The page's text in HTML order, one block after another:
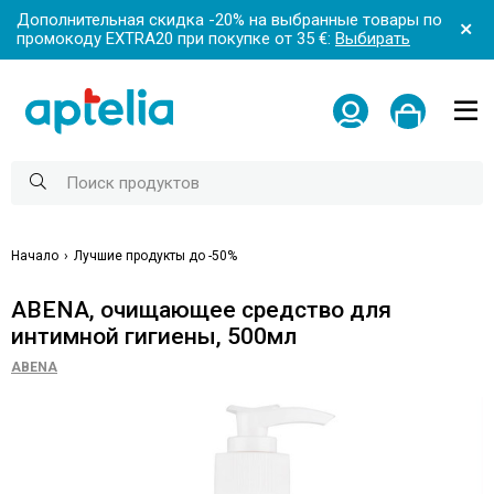
Дополнительная скидка -20% на выбранные товары по
промокоду EXTRA20 при покупке от 35 €: Выбирать
Начало Лучшие продукты до -50%
ABENA, очищающее средство для
интимной гигиены, 500мл
ABENA